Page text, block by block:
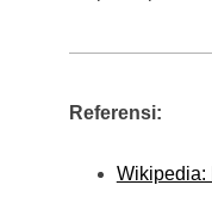
Referensi:
Wikipedia: